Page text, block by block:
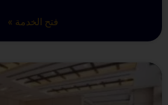
فتح الخدمة »